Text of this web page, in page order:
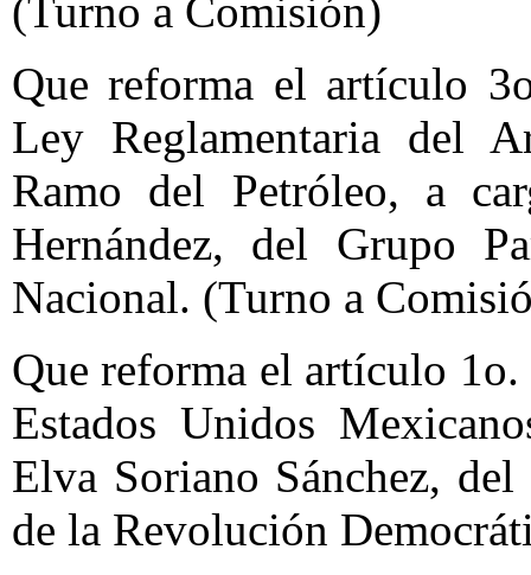
(Turno a Comisión)
Que reforma el artículo
Ley Reglamentaria del
Ramo del Petróleo, a
Hernández, del Grupo
Nacional. (Turno a
Que reforma el artículo
Estados Unidos
Elva Soriano Sánchez,
de la Revolución